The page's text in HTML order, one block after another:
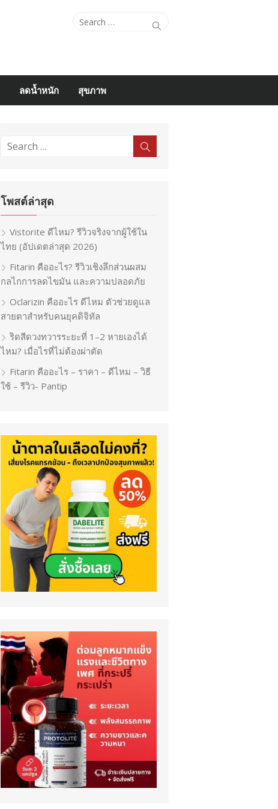
Search
Search
ลดน้ำหนัก สุขภาพ
Search
Search
โพสต์ล่าสุด
Vistorite ดีไหม? รีวิวจริงจากผู้ใช้ใน
ไทย (อัปเดตล่าสุด 2026)
Fitarin คืออะไร? รีวิวเชิงลึกส่วนผสม
กลไกการลดไขมัน และความปลอดภัย
Oclarizin คืออะไร ดีไหม ตัวช่วยดูแล
สายตาสำหรับคนยุคดิจิทัล
ริดสีดวงทวารระยะที่ 1–2 หายเองได้
ไหม? เมื่อไรที่ไม่ต้องผ่าตัด
Fitarin คืออะไร – ราคา – ดีไหม – วิธี
ใช้ – รีวิว- Pantip